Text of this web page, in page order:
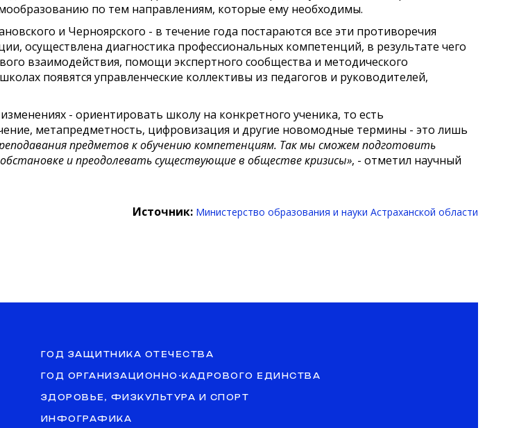
по тем направлениям, которые ему необходимы.
и Черноярского - в течение года постараются все эти противоречия
осуществлена диагностика профессиональных компетенций, в результате чего
взаимодействия, помощи экспертного сообщества и методического
появятся управленческие коллективы из педагогов и руководителей,
- ориентировать школу на конкретного ученика, то есть
метапредметность, цифровизация и другие новомодные термины - это лишь
предметов к обучению компетенциям. Так мы сможем подготовить
и преодолевать существующие в обществе кризисы», - отметил научный
Источник: Министерство образования и науки Астраханской области
ГОД ЗАЩИТНИКА ОТЕЧЕСТВА
ГОД ОРГАНИЗАЦИОННО-КАДРОВОГО ЕДИНСТВА
ЗДОРОВЬЕ, ФИЗКУЛЬТУРА И СПОРТ
ИНФОГРАФИКА